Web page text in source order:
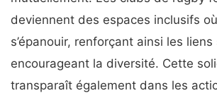
deviennent des espaces inclusifs
s’épanouir, renforçant ainsi les
encourageant la diversité. Cette
transparaît également dans les